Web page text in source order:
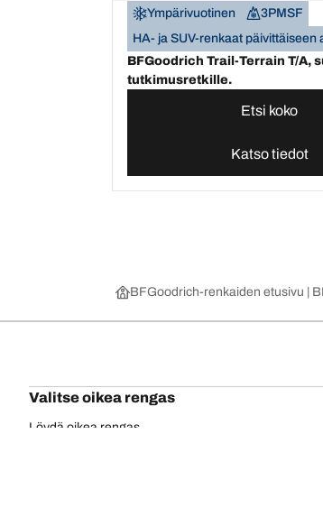
Ympärivuotinen
3PMSF
HA- ja SUV-renkaat päivittäiseen
BFGoodrich Trail-Terrain T/A,
tutkimusretkille.
Etsi koko
Katso tiedot
BFGoodrich-renkaiden etusivu |
Valitse oikea rengas
Löydä oikea rengas